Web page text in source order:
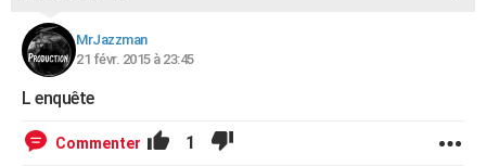
PROGRAMME TV
COPAINS D'AVANT
S'inscrire
Se connecter
Lycées
Collèges
Primaires
Universités
Entreprises
Service militaire
Avis de recherche
AVIS DE DÉCÈS
FORUM
MrJazzman
21 févr. 2015 à 23:45
L enquête
Commenter 1